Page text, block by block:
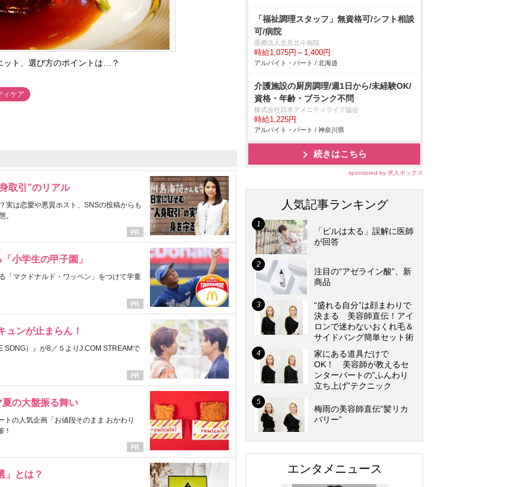
ット、選び方のポイントは…？
ィケア
取引”のリアル
実は恋愛や悪質ホスト、SNSの投稿からも
。
小学生の甲子園」
「マクドナルド・ワッペン」をつけて学童
ュンが止まらん！
SONG）』が8／５よりJ:COM STREAMで
の大盤振る舞い
の人気企画「お値段そのまま おかわり
！
」とは？
「福祉調理スタッフ」無資格可/シフト相談
可/病院
医療法人北見北斗病院
時給1,075円～1,400円
アルバイト・パート / 北海道
介護施設の厨房調理/週1日から/未経験OK/
資格・年齢・ブランク不問
株式会社日本アメニティライフ協会
時給1,225円
アルバイト・パート / 神奈川県
続きはこちら
sponsored by 求人ボックス
人気記事ランキング
「ピルは太る」誤解に医師
が回答
注目の“アゼライン酸”、新
商品
“盛れる自分”は顔まわりで
決まる 美容師直伝！アイ
ロンで迷わないおくれ毛＆
サイドバング簡単セット術
家にある道具だけで
OK！ 美容師が教えるセ
ンターパートの”ふんわり
立ち上げ”テクニック
梅雨の美容師直伝”髪リカ
バリー”
エンタメニュース